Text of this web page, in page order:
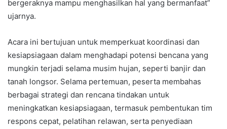
bergeraknya mampu menghasilkan hal yang bermanfaat”
ujarnya.
Acara ini bertujuan untuk memperkuat koordinasi dan
kesiapsiagaan dalam menghadapi potensi bencana yang
mungkin terjadi selama musim hujan, seperti banjir dan
tanah longsor. Selama pertemuan, peserta membahas
berbagai strategi dan rencana tindakan untuk
meningkatkan kesiapsiagaan, termasuk pembentukan tim
respons cepat, pelatihan relawan, serta penyediaan